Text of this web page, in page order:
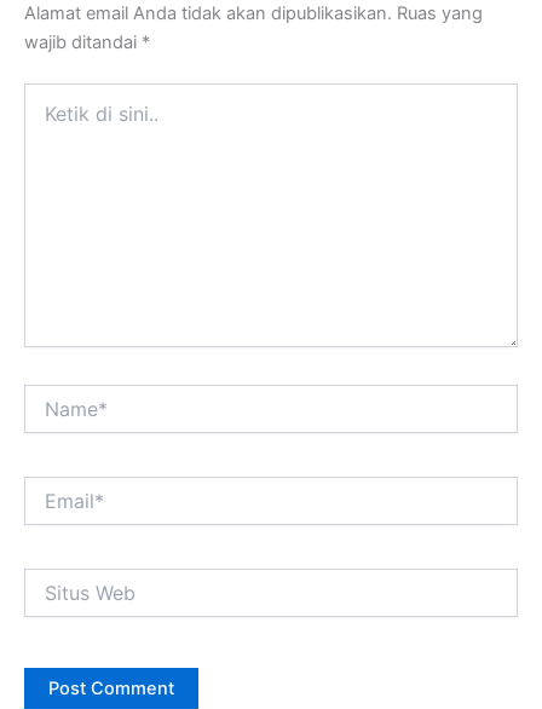
Alamat email Anda tidak akan dipublikasikan. Ruas yang
wajib ditandai *
Web